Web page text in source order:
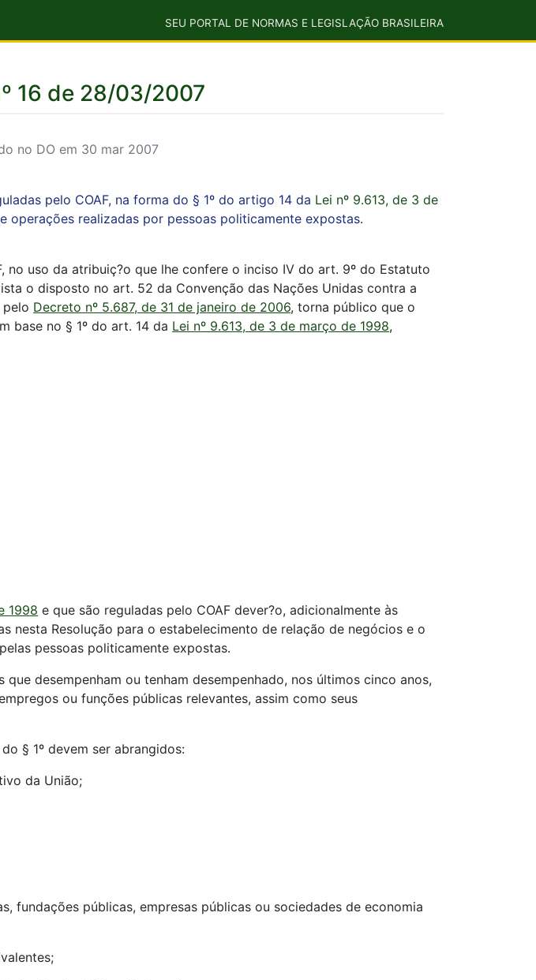
SEU PORTAL DE NORMAS E LEGISLAÇÃO BRASILEIRA
16 de 28/03/2007
no DO em 30 mar 2007
pelo COAF, na forma do § 1º do artigo 14 da Lei nº 9.613, de 3 de
operações realizadas por pessoas politicamente expostas.
no uso da atribuiç?o que lhe confere o inciso IV do art. 9º do Estatuto
o disposto no art. 52 da Convenção das Nações Unidas contra a
Decreto nº 5.687, de 31 de janeiro de 2006, torna público que o
base no § 1º do art. 14 da Lei nº 9.613, de 3 de março de 1998,
1998 e que são reguladas pelo COAF dever?o, adicionalmente às
nesta Resolução para o estabelecimento de relação de negócios e o
pessoas politicamente expostas.
desempenham ou tenham desempenhado, nos últimos cinco anos,
ou funções públicas relevantes, assim como seus
§ 1º devem ser abrangidos:
da União;
fundações públicas, empresas públicas ou sociedades de economia